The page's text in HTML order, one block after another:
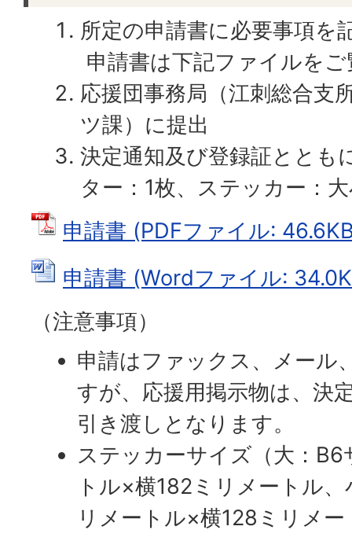
所定の申請書に必要事項を
申請書は下記ファイルを
応援団事務局（江刺総合支
ツ課）に提出
決定通知及び登録証ととも
ター：1枚、ステッカー：
申請書 (PDFファイル:
申請書 (Wordファイル:
（注意事項）
申請はファックス、メール
すが、応援用掲示物は、決
引き渡しとなります。
ステッカーサイズ（大：
トル×横182ミリメートル
リメートル×横128ミリメー